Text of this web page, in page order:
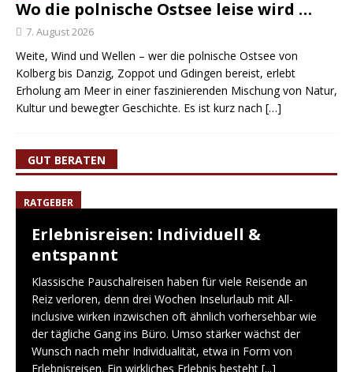
Wo die polnische Ostsee leise wird …
7. August 2026
Weite, Wind und Wellen – wer die polnische Ostsee von
Kolberg bis Danzig, Zoppot und Gdingen bereist, erlebt
Erholung am Meer in einer faszinierenden Mischung von Natur,
Kultur und bewegter Geschichte. Es ist kurz nach […]
GUT BERATEN
RATGEBER
Erlebnisreisen: Individuell &
entspannt
Klassische Pauschalreisen haben für viele Reisende an
Reiz verloren, denn drei Wochen Inselurlaub mit All-
inclusive wirken inzwischen oft ähnlich vorhersehbar wie
der tägliche Gang ins Büro. Umso stärker wächst der
Wunsch nach mehr Individualität, etwa in Form von
Erlebnisreisen. Ein wirkliches Erlebnis besteht [...]